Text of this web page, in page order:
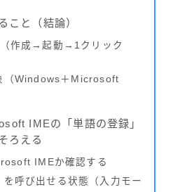
こと（結論）
作成→起動→1クリック
（Windows＋Microsoft
IMEの「単語の登録」
ろえる
IMEか確認する
を呼び出せる状態（入力モー